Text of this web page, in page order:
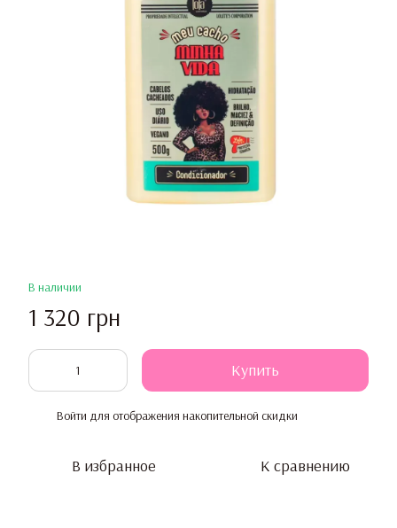
В наличии
1 320 грн
Купить
Войти для отображения накопительной скидки
В избранное К сравнению